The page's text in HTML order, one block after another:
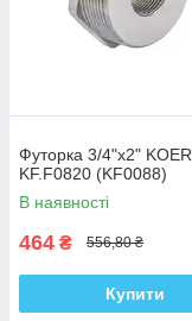
Футорка 3/4"x2" KOER
KF.F0820 (KF0088)
В наявності
464 ₴ 556,80 ₴
Купити